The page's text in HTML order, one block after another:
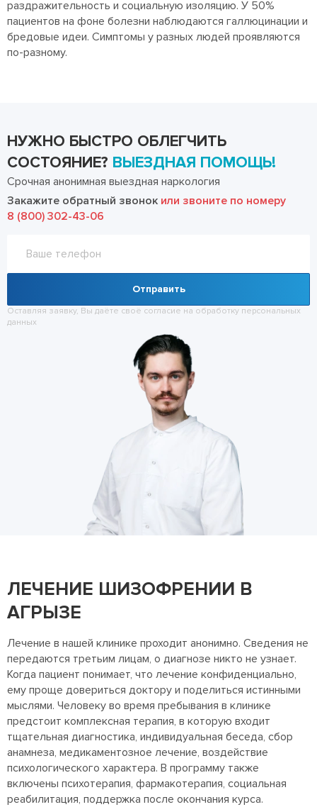
раздражительность и социальную изоляцию. У 50%
пациентов на фоне болезни наблюдаются галлюцинации и
бредовые идеи. Симптомы у разных людей проявляются
по-разному.
НУЖНО БЫСТРО ОБЛЕГЧИТЬ
СОСТОЯНИЕ? ВЫЕЗДНАЯ ПОМОЩЬ!
Срочная анонимная выездная наркология
Закажите обратный звонок или звоните по номеру
8 (800) 302-43-06
Отправить
Оставляя заявку, Вы даёте своё согласие на обработку персональных
данных
ЛЕЧЕНИЕ ШИЗОФРЕНИИ В
АГРЫЗЕ
Лечение в нашей клинике проходит анонимно. Сведения не
передаются третьим лицам, о диагнозе никто не узнает.
Когда пациент понимает, что лечение конфиденциально,
ему проще довериться доктору и поделиться истинными
мыслями. Человеку во время пребывания в клинике
предстоит комплексная терапия, в которую входит
тщательная диагностика, индивидуальная беседа, сбор
анамнеза, медикаментозное лечение, воздействие
психологического характера. В программу также
включены психотерапия, фармакотерапия, социальная
реабилитация, поддержка после окончания курса.